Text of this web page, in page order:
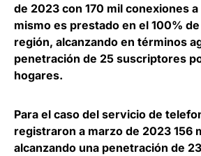
de 2023 con 170 mil conexiones
mismo es prestado en el 100%
región, alcanzando en términos
penetración de 25 suscriptores
hogares.
Para el caso del servicio de
registraron a marzo de 2023 156
alcanzando una penetración de